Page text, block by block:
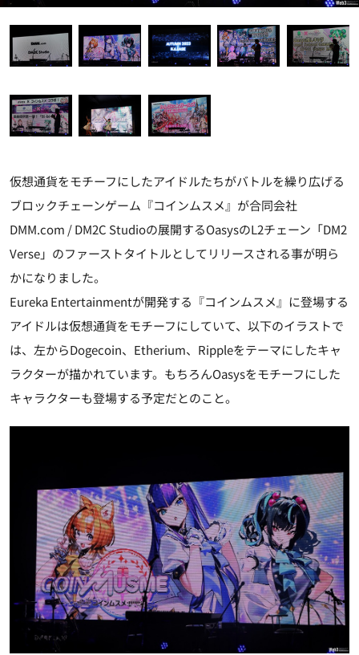
仮想通貨をモチーフにしたアイドルたちがバトルを繰り広げる
ブロックチェーンゲーム『コインムスメ』が合同会社
DMM.com / DM2C Studioの展開するOasysのL2チェーン「DM2
Verse」のファーストタイトルとしてリリースされる事が明ら
かになりました。
Eureka Entertainmentが開発する『コインムスメ』に登場する
アイドルは仮想通貨をモチーフにしていて、以下のイラストで
は、左からDogecoin、Etherium、Rippleをテーマにしたキャ
ラクターが描かれています。もちろんOasysをモチーフにした
キャラクターも登場する予定だとのこと。